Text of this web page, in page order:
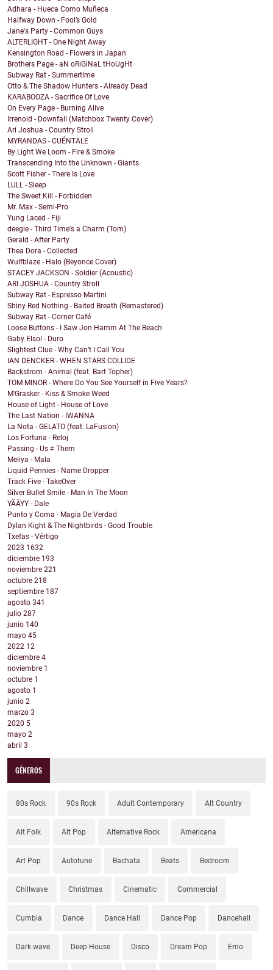
Adhara - Hueca Como Muñeca
Halfway Down - Fool’s Gold
Jane's Party - Common Guys
ALTERLIGHT - One Night Away
Kensington Road - Flowers in Japan
Brothers Page - aN oRiGiNaL tHoUgHt
Subway Rat - Summertime
Otto & The Shadow Hunters - Already Dead
KARABOOZA - Sacrifice Of Love
On Every Page - Burning Alive
Irrenoid - Downfall (Matchbox Twenty Cover)
Ari Joshua - Country Stroll
MYRANDAS - CUÉNTALE
By Light We Loom - Fire & Smoke
Transcending Into the Unknown - Giants
Scott Fisher - There Is Love
LULL - Sleep
The Sweet Kill - Forbidden
Mr. Max - Semi-Pro
Yung Laced - Fiji
deegie - Third Time's a Charm (Tom)
Gerald - After Party
Thea Dora - Collected
Wulfblaze - Halo (Beyonce Cover)
STACEY JACKSON - Soldier (Acoustic)
ARI JOSHUA - Country Stroll
Subway Rat - Espresso Martini
Shiny Red Nothing - Baited Breath (Remastered)
Subway Rat - Corner Café
Loose Buttons - I Saw Jon Hamm At The Beach
Gaby Elsol - Duro
Slightest Clue - Why Can’t I Call You
IAN DENCKER - WHEN STARS COLLIDE
Backstrom - Animal (feat. Bart Topher)
TOM MINOR - Where Do You See Yourself in Five Years?
M'Grasker - Kiss & Smoke Weed
House of Light - House of Love
The Last Nation - IWANNA
La Nota - GELATO (feat. LaFusion)
Los Fortuna - Reloj
Passing - Us ≠ Them
Meliya - Mala
Liquid Pennies - Name Dropper
Track Five - TakeOver
Silver Bullet Smile - Man In The Moon
YÄÄYY - Dale
Punto y Coma - Magia De Verdad
Dylan Kight & The Nightbirds - Good Trouble
Txefas - Vértigo
2023 1632
diciembre 193
noviembre 221
octubre 218
septiembre 187
agosto 341
julio 287
junio 140
mayo 45
2022 12
diciembre 4
noviembre 1
octubre 1
agosto 1
junio 2
marzo 3
2020 5
mayo 2
abril 3
GÉNEROS
80s Rock 90s Rock Adult Contemporary Alt Country
Alt Folk Alt Pop Alternative Rock Americana
Art Pop Autotune Bachata Beats Bedroom
Chillwave Christmas Cinematic Commercial
Cumbia Dance Dance Hall Dance Pop Dancehall
Dark wave Deep House Disco Dream Pop Emo